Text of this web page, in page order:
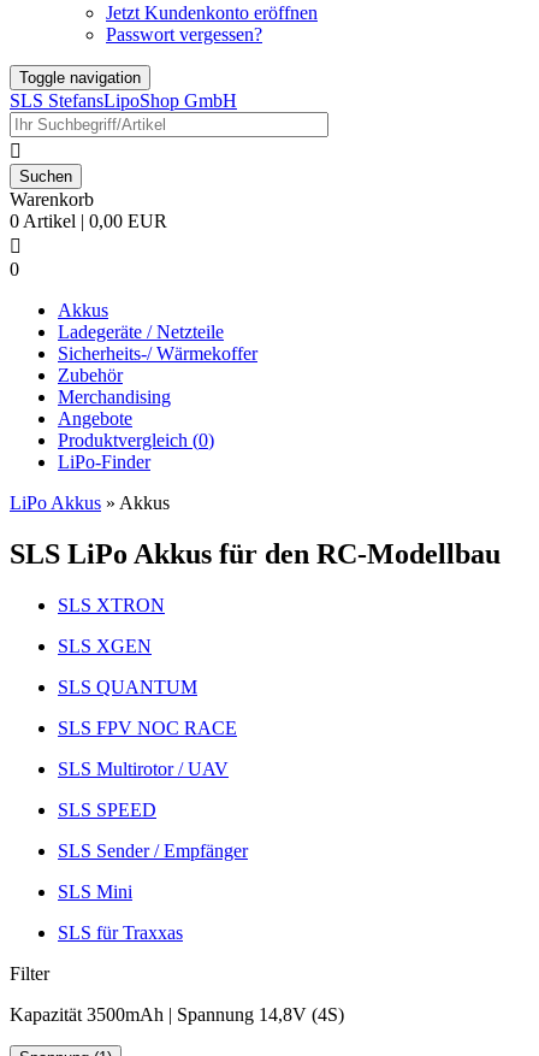
Jetzt Kundenkonto eröffnen
Passwort vergessen?
Toggle navigation
SLS StefansLipoShop GmbH

Warenkorb
0 Artikel | 0,00 EUR

0
Akkus
Ladegeräte / Netzteile
Sicherheits-/ Wärmekoffer
Zubehör
Merchandising
Angebote
Produktvergleich (0)
LiPo-Finder
LiPo Akkus » Akkus
SLS LiPo Akkus für den RC-Modellbau
SLS XTRON
SLS XGEN
SLS QUANTUM
SLS FPV NOC RACE
SLS Multirotor / UAV
SLS SPEED
SLS Sender / Empfänger
SLS Mini
SLS für Traxxas
Filter
Kapazität 3500mAh | Spannung 14,8V (4S)